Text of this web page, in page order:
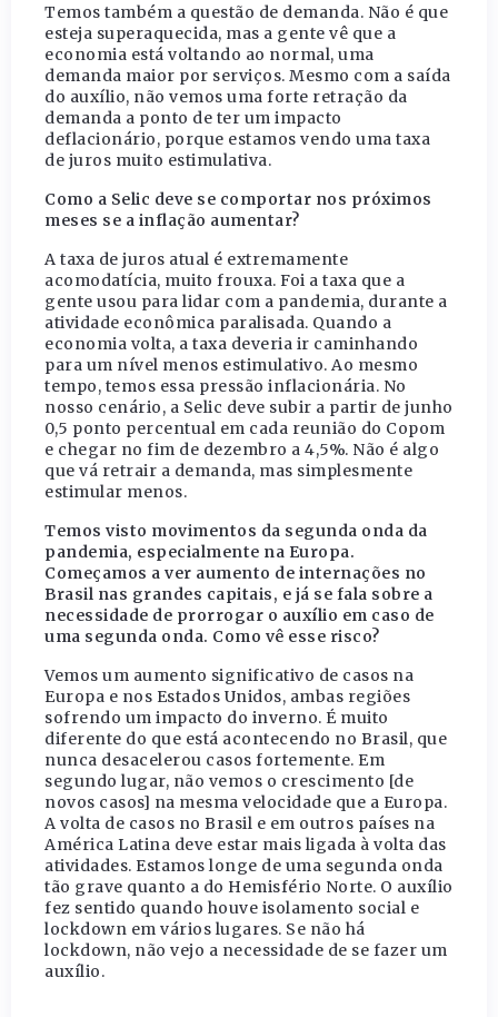
Temos também a questão de demanda. Não é que
esteja superaquecida, mas a gente vê que a
economia está voltando ao normal, uma
demanda maior por serviços. Mesmo com a saída
do auxílio, não vemos uma forte retração da
demanda a ponto de ter um impacto
deflacionário, porque estamos vendo uma taxa
de juros muito estimulativa.
Como a Selic deve se comportar nos próximos
meses se a inflação aumentar?
A taxa de juros atual é extremamente
acomodatícia, muito frouxa. Foi a taxa que a
gente usou para lidar com a pandemia, durante a
atividade econômica paralisada. Quando a
economia volta, a taxa deveria ir caminhando
para um nível menos estimulativo. Ao mesmo
tempo, temos essa pressão inflacionária. No
nosso cenário, a Selic deve subir a partir de junho
0,5 ponto percentual em cada reunião do Copom
e chegar no fim de dezembro a 4,5%. Não é algo
que vá retrair a demanda, mas simplesmente
estimular menos.
Temos visto movimentos da segunda onda da
pandemia, especialmente na Europa.
Começamos a ver aumento de internações no
Brasil nas grandes capitais, e já se fala sobre a
necessidade de prorrogar o auxílio em caso de
uma segunda onda. Como vê esse risco?
Vemos um aumento significativo de casos na
Europa e nos Estados Unidos, ambas regiões
sofrendo um impacto do inverno. É muito
diferente do que está acontecendo no Brasil, que
nunca desacelerou casos fortemente. Em
segundo lugar, não vemos o crescimento [de
novos casos] na mesma velocidade que a Europa.
A volta de casos no Brasil e em outros países na
América Latina deve estar mais ligada à volta das
atividades. Estamos longe de uma segunda onda
tão grave quanto a do Hemisfério Norte. O auxílio
fez sentido quando houve isolamento social e
lockdown em vários lugares. Se não há
lockdown, não vejo a necessidade de se fazer um
auxílio.